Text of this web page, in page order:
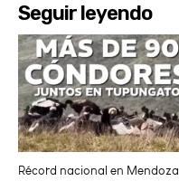
Seguir leyendo
Récord nacional en Mendoza